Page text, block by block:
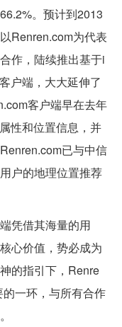
。预计到2013
Renren.com为代表
作，陆续推出基于i
户端，大大延伸了
客户端早在去年
性和位置信息，并
已与中信
户的地理位置推荐
凭借其海量的用
心价值，势必成为
的指引下，Renre
的一环，与所有合作